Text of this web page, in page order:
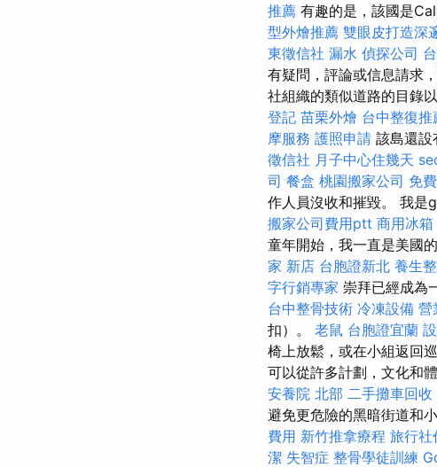
推薦 有趣的是，該國是
型外燴推薦 雙眼皮打造深
東徵信社 漏水 偵探公司
有疑問，評論或信息請求
社組織的類似道路的目錄
登記 苗栗外燴 台中整復推
摩服務 護照申請 該島還設
徵信社 月子中心住幾天
司 餐盒 桃園搬家公司 免
作人員沒收和摧毀。 我是
搬家公司費用ptt 商用冰箱
童年開始，我一直是美國
家 新店 台胞證新北 養生
字行銷專家 崇拜已經成為
台中整骨技術 冷凍設備 營
扣）。 老鼠 台胞證宜蘭
椅上放鬆，或在小組返回
可以從許多計劃，文化和
安養院 北部 二手攤車回收
避免更危險的黑暗街道和
費用 新竹推拿療程 旅行社
潔 失智症 整骨學徒訓練